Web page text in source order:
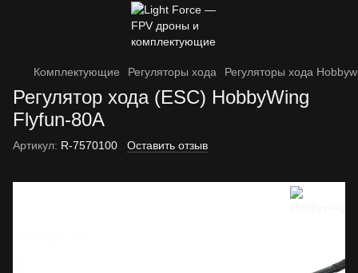
Комплектующие Регуляторы хода Регуляторы хода
Регулятор хода (ESC) HobbyWing
Flyfun-80A
Артикул: R-7570100 Оставить отзыв